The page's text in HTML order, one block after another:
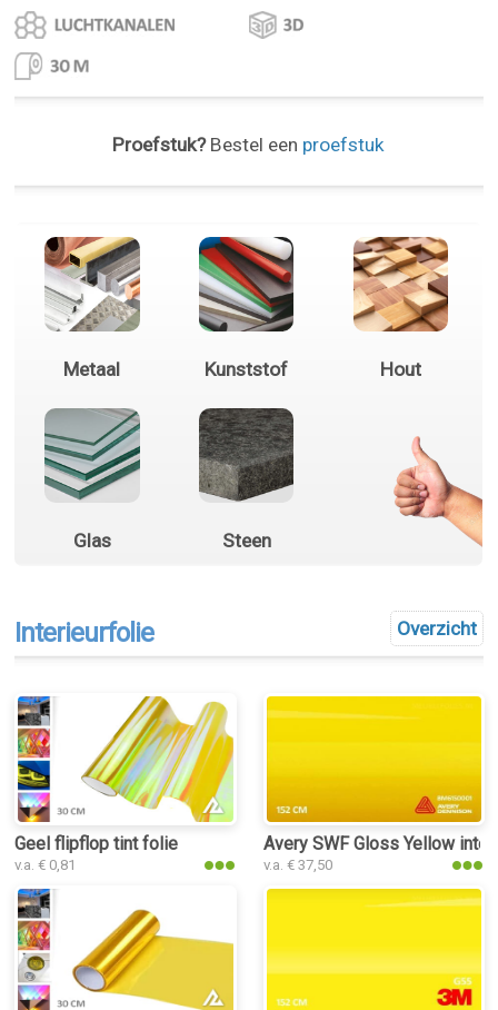
Proefstuk?Bestel een proefstuk
Metaal Kunststof Hout
Glas Steen
Overzicht
Interieurfolie
Geel flipflop tint folie
v.a. € 0,81
Avery SWF Gloss Yellow
v.a. € 37,50